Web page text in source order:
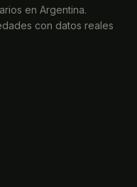
en Argentina.
con datos reales